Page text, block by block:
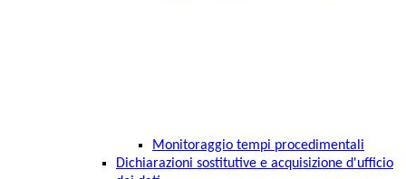
Monitoraggio tempi procedimentali
Dichiarazioni sostitutive e acquisizione d'ufficio